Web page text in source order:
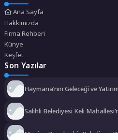
Ana Sayfa
Hakkımızda
Firma Rehberi
Künye
Keşfet
Son Yazılar
Haymana’nın Geleceği ve
Salihli Belediyesi Keli
Manisa Büyükşehir Belediyesi